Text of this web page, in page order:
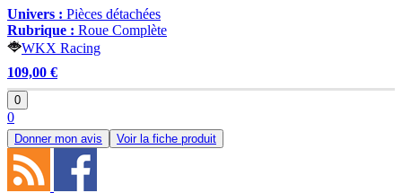
Univers : Pièces détachées
Rubrique : Roue Complète
WKX Racing
109,00 €
0
0
Donner mon avis Voir la fiche produit